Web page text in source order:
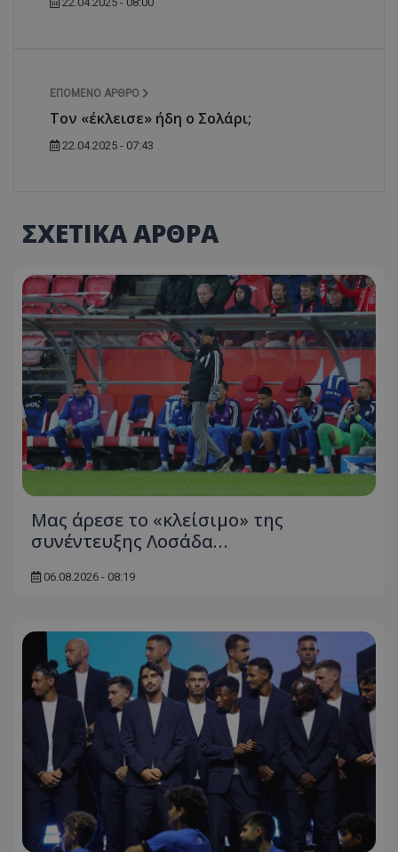
ΕΠΌΜΕΝΟ ΆΡΘΡΟ
Τον «έκλεισε» ήδη ο Σολάρι;
22.04.2025 - 07:43
ΣΧΕΤΙΚΑ ΑΡΘΡΑ
Μας άρεσε το «κλείσιμο» της
συνέντευξης Λοσάδα…
06.08.2026 - 08:19